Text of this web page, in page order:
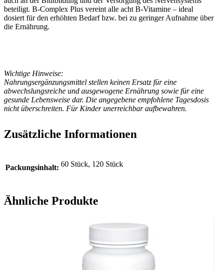
beteiligt. B-Complex Plus vereint alle acht B-Vitamine – ideal
dosiert für den erhöhten Bedarf bzw. bei zu geringer Aufnahme über
die Ernährung.
Wichtige Hinweise:
Nahrungsergänzungsmittel stellen keinen Ersatz für eine
abwechslungsreiche und ausgewogene Ernährung sowie für eine
gesunde Lebensweise dar. Die angegebene empfohlene Tagesdosis
nicht überschreiten. Für Kinder unerreichbar aufbewahren.
Zusätzliche Informationen
Packungsinhalt: 60 Stück, 120 Stück
Ähnliche Produkte